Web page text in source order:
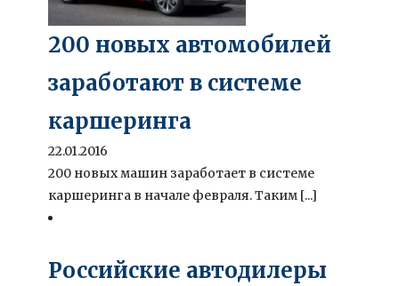
200 новых автомобилей
заработают в системе
каршеринга
22.01.2016
200 новых машин заработает в системе
каршеринга в начале февраля. Таким [...]
Российские автодилеры